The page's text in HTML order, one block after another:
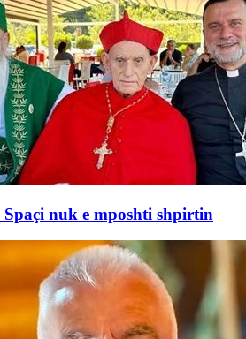
nuk e mposhti shpirtin